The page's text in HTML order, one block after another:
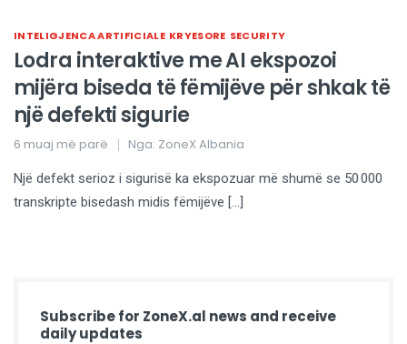
INTELIGJENCA ARTIFICIALE KRYESORE SECURITY
Lodra interaktive me AI ekspozoi
mijëra biseda të fëmijëve për shkak të
një defekti sigurie
6 muaj më parë Nga: ZoneX Albania
Një defekt serioz i sigurisë ka ekspozuar më shumë se 50 000
transkripte bisedash midis fëmijëve […]
Subscribe for ZoneX.al news and receive
daily updates